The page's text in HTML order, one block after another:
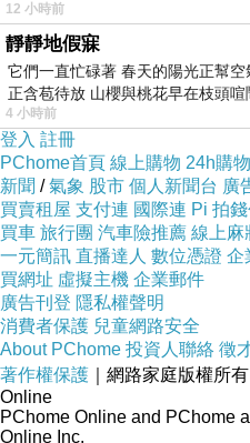
能去，就先把下周的報
是吃燕麥，豆漿，水
上，打算好好看《那一
朋友邀約，被撿去吃了
也有了一點點颱風裡的
上一篇：七月的滴滴沽沽
下一篇：Calm and Crazy
12 小時前
靜靜地假寐
它們一直忙碌著 春天的陽光正幫
正含苞待放 山櫻與桃花早在枝頭
4 小時前
登入 註冊
PChome首頁 線上購物 24h購物
新聞 /氣象 股市 個人新聞台 廣
買賣租屋 支付連 國際連 Pi 拍
買車 旅行團 汽車險推薦 線上麻
一元簡訊 直播達人 數位憑證 企
買網址 虛擬主機 企業郵件
廣告刊登 隱私權聲明
消費者保護 兒童網路安全
About PChome 投資人聯絡 徵
著作權保護 ｜網路家庭版權所
Online
PChome Online and PChome
Online Inc.